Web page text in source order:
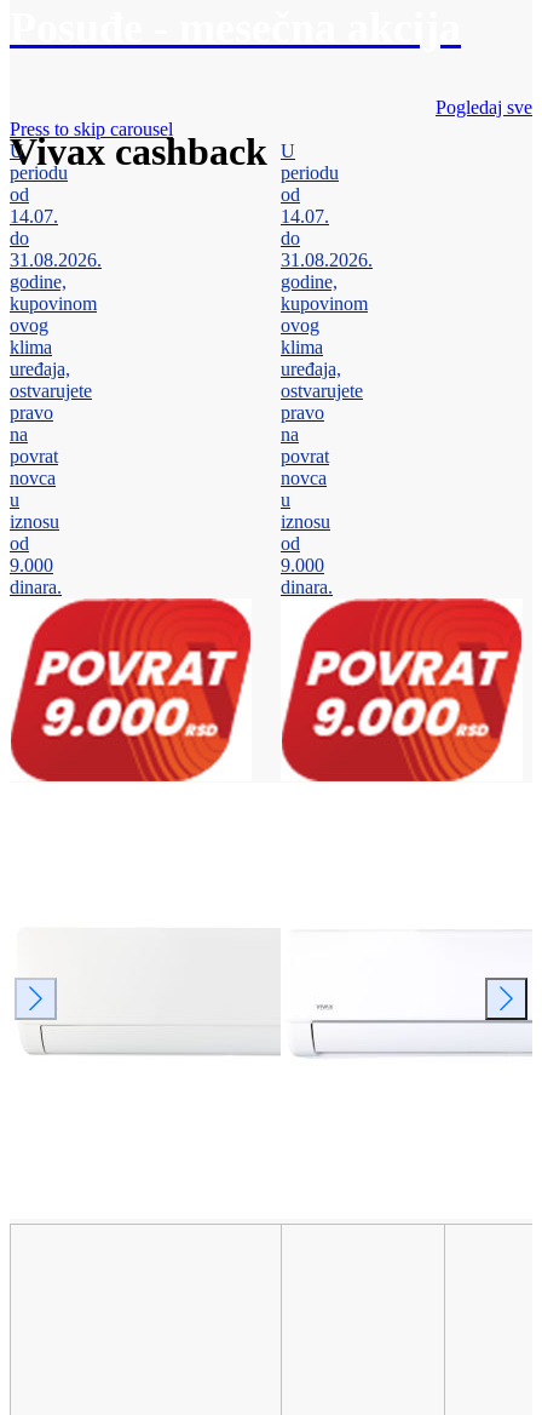
Vivax cashback
Pogledaj sve
Press to skip carousel
U
periodu
od
14.07.
do
31.08.2026.
godine,
kupovinom
ovog
klima
uređaja,
ostvarujete
pravo
na
povrat
novca
u
iznosu
od
9.000
dinara.
U
periodu
od
14.07.
do
31.08.2026.
godine,
kupovinom
ovog
klima
uređaja,
ostvarujete
pravo
na
povrat
novca
u
iznosu
od
9.000
dinara.